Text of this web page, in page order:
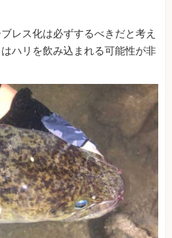
レス化は必ずするべきだと考え
ハリを飲み込まれる可能性が非